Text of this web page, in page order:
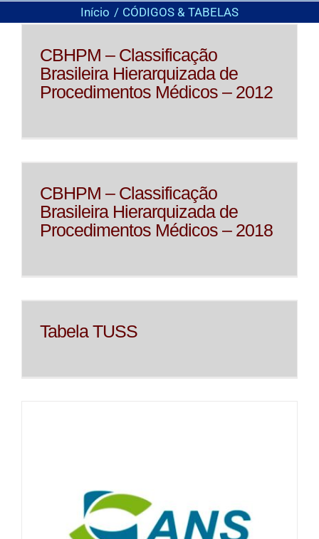
Início CÓDIGOS & TABELAS
CBHPM – Classificação
Brasileira Hierarquizada de
Procedimentos Médicos – 2012
CBHPM – Classificação
Brasileira Hierarquizada de
Procedimentos Médicos – 2018
Tabela TUSS